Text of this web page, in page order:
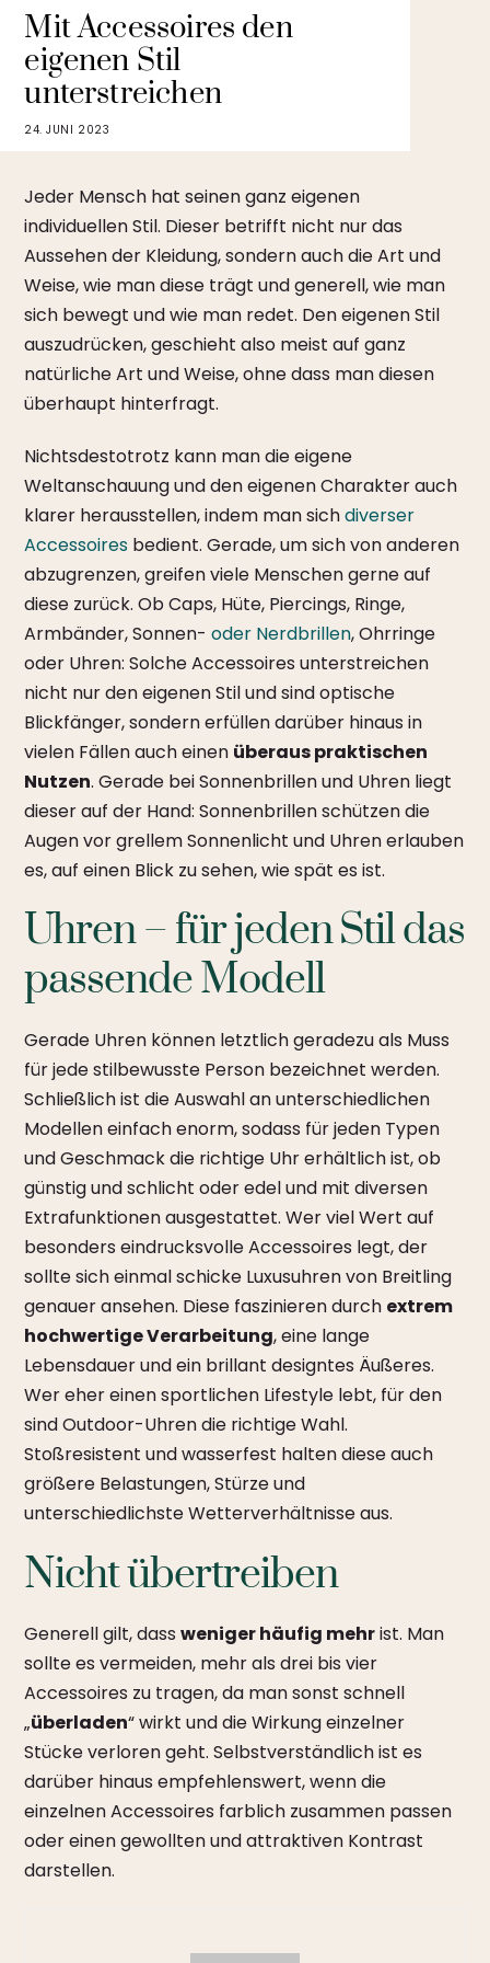
24. JUNI 2023
Mit Accessoires den
eigenen Stil
unterstreichen
Jeder Mensch hat seinen ganz eigenen
individuellen Stil. Dieser betrifft nicht nur das
Aussehen der Kleidung, sondern auch die Art und
Weise, wie man diese trägt und generell, wie man
sich bewegt und wie man redet. Den eigenen Stil
auszudrücken, geschieht also meist auf ganz
natürliche Art und Weise, ohne dass man diesen
überhaupt hinterfragt.
Nichtsdestotrotz kann man die eigene
Weltanschauung und den eigenen Charakter auch
klarer herausstellen, indem man sichdiverser
Accessoires bedient. Gerade, um sich von anderen
abzugrenzen, greifen viele Menschen gerne auf
diese zurück. Ob Caps, Hüte, Piercings, Ringe,
Armbänder, Sonnen-oder Nerdbrillen, Ohrringe
oder Uhren: Solche Accessoires unterstreichen
nicht nur den eigenen Stil und sind optische
Blickfänger, sondern erfüllen darüber hinaus in
vielen Fällen auch einen überaus praktischen
Nutzen. Gerade bei Sonnenbrillen und Uhren liegt
dieser auf der Hand: Sonnenbrillen schützen die
Augen vor grellem Sonnenlicht und Uhren erlauben
es, auf einen Blick zu sehen, wie spät es ist.
Uhren – für jeden Stil das
passende Modell
Gerade Uhren können letztlich geradezu als Muss
für jede stilbewusste Person bezeichnet werden.
Schließlich ist die Auswahl an unterschiedlichen
Modellen einfach enorm, sodass für jeden Typen
und Geschmack die richtige Uhr erhältlich ist, ob
günstig und schlicht oder edel und mit diversen
Extrafunktionen ausgestattet. Wer viel Wert auf
besonders eindrucksvolle Accessoires legt, der
sollte sich einmal schicke Luxusuhren von Breitling
genauer ansehen. Diese faszinieren durch extrem
hochwertige Verarbeitung, eine lange
Lebensdauer und ein brillant designtes Äußeres.
Wer eher einen sportlichen Lifestyle lebt, für den
sind Outdoor-Uhren die richtige Wahl.
Stoßresistent und wasserfest halten diese auch
größere Belastungen, Stürze und
unterschiedlichste Wetterverhältnisse aus.
Nicht übertreiben
Generell gilt, dassweniger häufig mehrist. Man
sollte es vermeiden, mehr als drei bis vier
Accessoires zu tragen, da man sonst schnell
„überladen“ wirkt und die Wirkung einzelner
Stücke verloren geht. Selbstverständlich ist es
darüber hinaus empfehlenswert, wenn die
einzelnen Accessoires farblich zusammen passen
oder einen gewollten und attraktiven Kontrast
darstellen.